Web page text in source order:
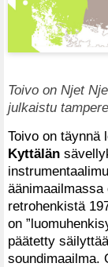
Toivo on Njet
julkaistu
Toivo on täynnä
Kyttälän
retrohenkistä
on
päätetty
soundimaailma.